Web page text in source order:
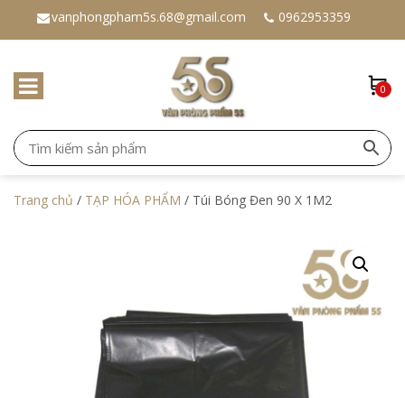
vanphongpham5s.68@gmail.com 0962953359
0
Trang chủ / TẠP HÓA PHẨM / Túi Bóng Đen 90 X 1M2